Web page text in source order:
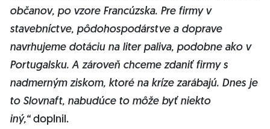
občanov, po vzore Francúzska. Pre firmy v
stavebníctve, pôdohospodárstve a doprave
navrhujeme dotáciu na liter paliva, podobne ako v
Portugalsku. A zároveň chceme zdaniť firmy s
nadmerným ziskom, ktoré na kríze zarábajú. Dnes je
to Slovnaft, nabudúce to môže byť niekto
iný,“doplnil.